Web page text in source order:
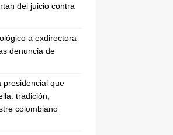
del juicio contra
a exdirectora
denuncia de
presidencial que
tradición,
colombiano